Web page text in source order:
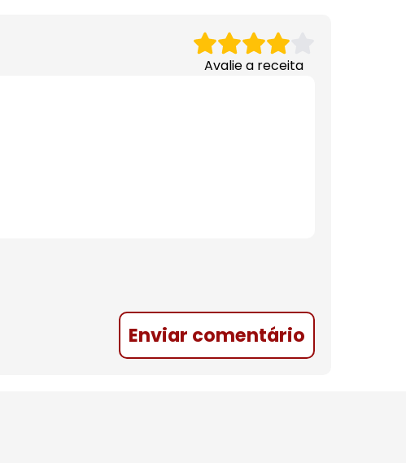
Avalie a receita
Enviar comentário